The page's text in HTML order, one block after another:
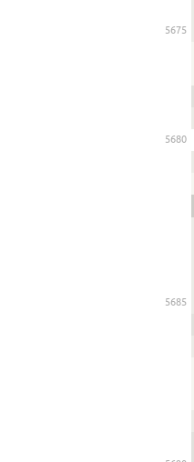
5675
5680
5685